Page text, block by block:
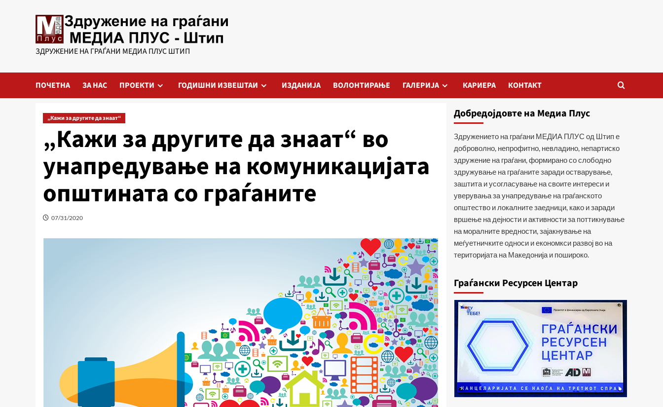
ЗДРУЖЕНИЕ НА ГРАЃАНИ МЕДИА ПЛУС ШТИП
ПОЧЕТНА ЗА НАС ПРОЕКТИ ГОДИШНИ ИЗВЕШТАИ ИЗДАНИЈА ВОЛОНТИРАЊЕ ГАЛЕРИЈА КАРИЕРА КОНТАКТ
„Кажи за другите да знаат“
„Кажи за другите да знаат“ во
унапредување на комуникацијата
општината со граѓаните
07/31/2020
Добредојдовте на Медиа Плус
Здружението на граѓани МЕДИА ПЛУС од Штип е
доброволно, непрофитно, невладино, непартиско
здружение на граѓани, формирано со слободно
здружување на граѓаните заради остварување,
заштита и усогласување на своите интереси и
уверувања за унапредување на граѓанското
општество и локалните заедници, како и заради
вршење на дејности и активности за поттикнување
на моралните вредности, зајакнување на
меѓуетничките односи и економкси развој во на
територијата на Македонија и пошироко.
Граѓански Ресурсен Центар